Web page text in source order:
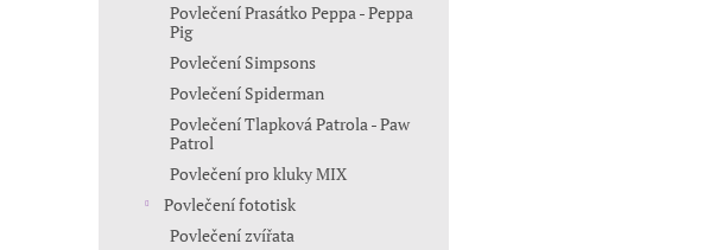
Povlečení Prasátko Peppa - Peppa
Pig
Povlečení Simpsons
Povlečení Spiderman
Povlečení Tlapková Patrola - Paw
Patrol
Povlečení pro kluky MIX
Povlečení fototisk
Povlečení zvířata